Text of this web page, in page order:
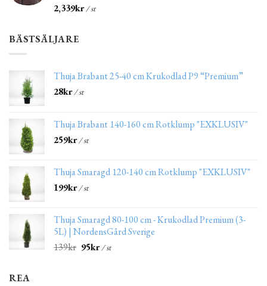
2,339kr/ st
BÄSTSÄLJARE
Thuja Brabant 25-40 cm Krukodlad P9 “Premium”
28kr/ st
Thuja Brabant 140-160 cm Rotklump "EXKLUSIV"
259kr/ st
Thuja Smaragd 120-140 cm Rotklump "EXKLUSIV"
199kr/ st
Thuja Smaragd 80-100 cm - Krukodlad Premium (3-
5L) | NordensGård Sverige
139kr 95kr/ st
REA